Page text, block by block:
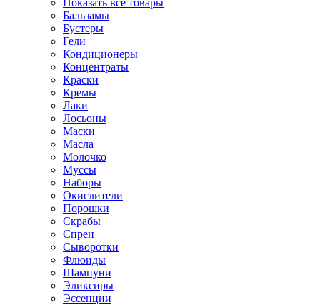
Показать все товары
Бальзамы
Бустеры
Гели
Кондиционеры
Концентраты
Краски
Кремы
Лаки
Лосьоны
Маски
Масла
Молочко
Муссы
Наборы
Окислители
Порошки
Скрабы
Спреи
Сыворотки
Флюиды
Шампуни
Эликсиры
Эссенции